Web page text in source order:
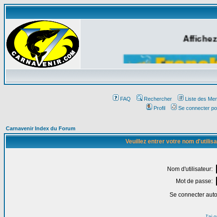
FAQ Rechercher
Liste des
Profil
Se connecter
Carnavenir Index du Forum
Veuillez entrer votre nom
Nom d'utilisateur:
Mot de passe:
Se connecter